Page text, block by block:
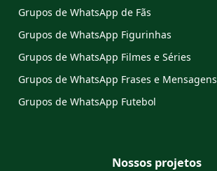
Grupos de WhatsApp de Fãs
Grupos de WhatsApp Figurinhas
Grupos de WhatsApp Filmes e Séries
Grupos de WhatsApp Frases e Mensagens
Grupos de WhatsApp Futebol
Nossos projetos